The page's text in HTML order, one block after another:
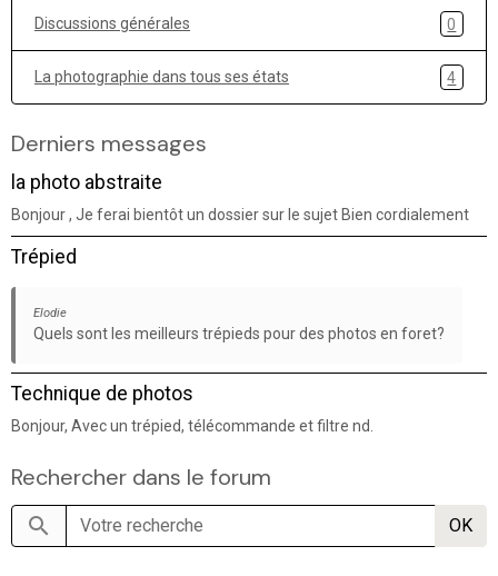
Discussions générales 0
La photographie dans tous ses états 4
Derniers messages
la photo abstraite
Bonjour , Je ferai bientôt un dossier sur le sujet Bien cordialement
Trépied
Elodie
Quels sont les meilleurs trépieds pour des photos en foret?
Technique de photos
Bonjour, Avec un trépied, télécommande et filtre nd.
Rechercher dans le forum
OK